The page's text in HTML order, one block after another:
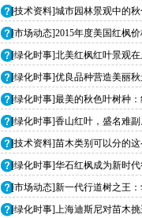
[技术资料]城市园林景观中的
[市场动态]2015年度美国红枫
[绿化时事]北美红枫红叶景观
[绿化时事]优良品种营造美丽
[绿化时事]最美的秋色叶树种
[绿化时事]香山红叶，盛名难副
[技术资料]苗木类别可以分的
[绿化时事]华石红枫成为新时
[市场动态]新一代行道树之王
[绿化时事]上海迪斯尼对苗木